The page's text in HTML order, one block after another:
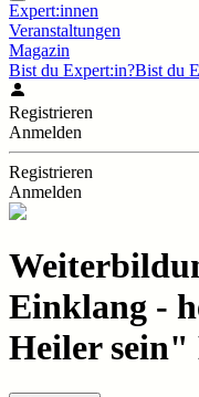
Expert:innen
Veranstaltungen
Magazin
Bist du Expert:in?Bist du
Registrieren
Anmelden
Registrieren
Anmelden
Einklang -
Heiler sein"